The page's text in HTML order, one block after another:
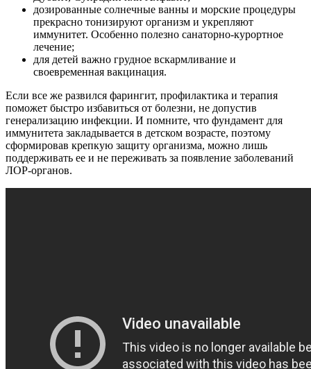
дозированные солнечные ванны и морские процедуры
прекрасно тонизируют организм и укрепляют
иммунитет. Особенно полезно санаторно-курортное
лечение;
для детей важно грудное вскармливание и
своевременная вакцинация.
Если все же развился фарингит, профилактика и терапия
поможет быстро избавиться от болезни, не допустив
генерализацию инфекции. И помните, что фундамент для
иммунитета закладывается в детском возрасте, поэтому
сформировав крепкую защиту организма, можно лишь
поддерживать ее и не переживать за появление заболеваний
ЛОР-органов.